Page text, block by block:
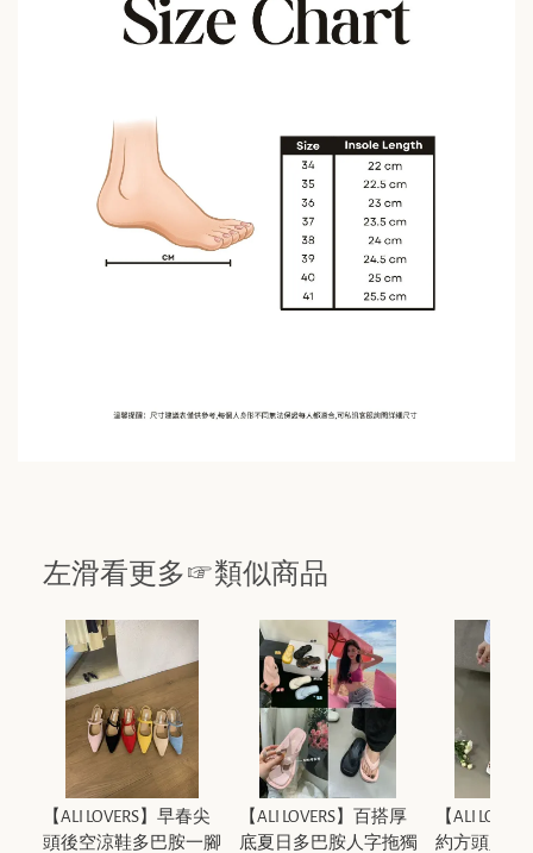
左滑看更多☞類似商品
【ALI LOVERS】早春尖
頭後空涼鞋多巴胺一腳
【ALI LOVERS】百搭厚
底夏日多巴胺人字拖獨
【ALI
約方頭人字